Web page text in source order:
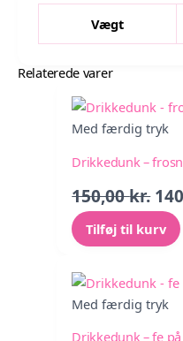
Vægt
Relaterede varer
Med færdig tryk
Drikkedunk –
150,00kr.
pris
Tilføj til kurv
Med færdig tryk
Drikkedunk – fe